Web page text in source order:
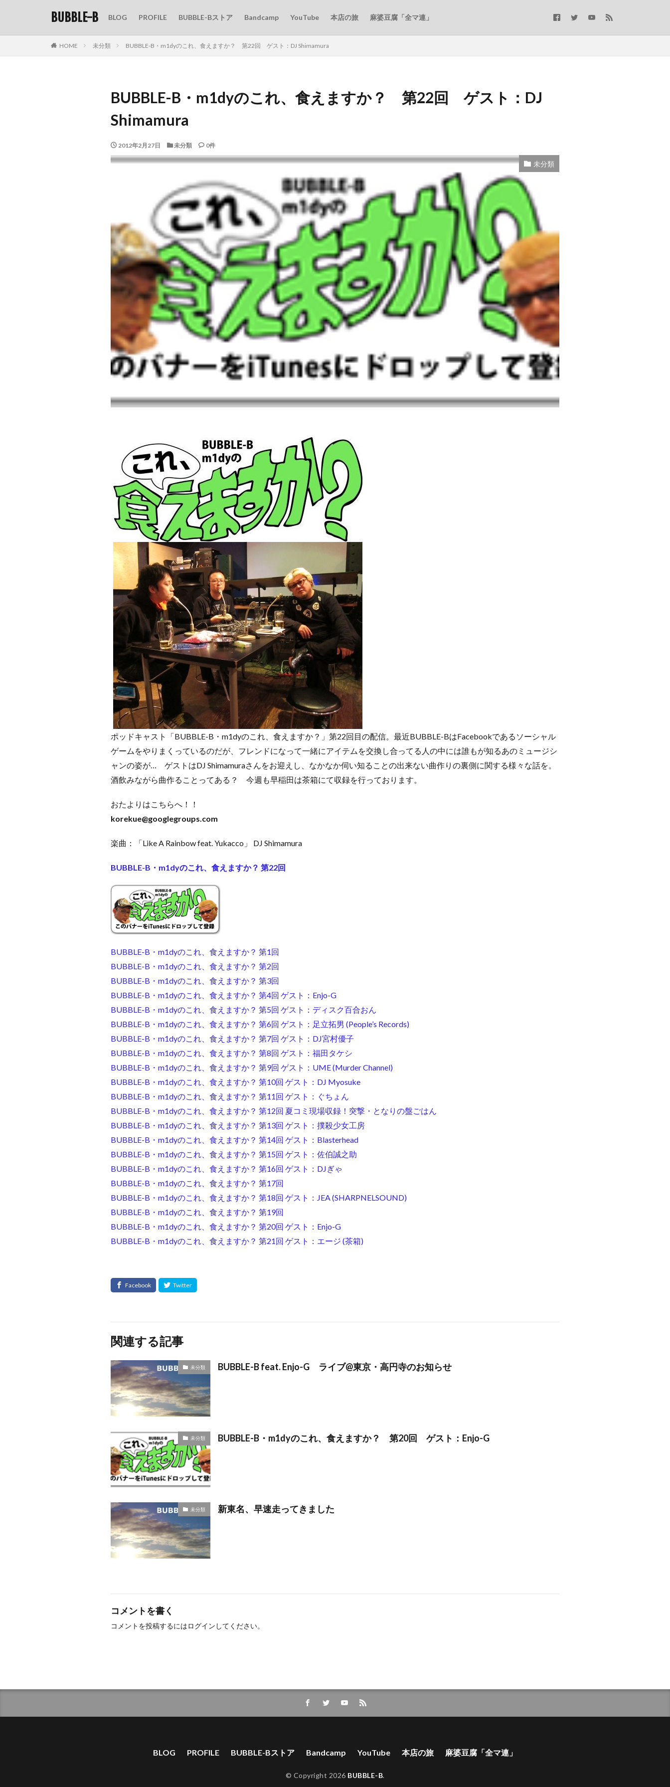
BUBBLE-B BLOG PROFILE BUBBLE-Bストア Bandcamp YouTube 本店の旅 麻婆豆腐「全マ連」
HOME 未分類 BUBBLE-B・m1dyのこれ、食えますか？ 第22回 ゲスト：DJ Shimamura
BUBBLE-B・m1dyのこれ、食えますか？ 第22回 ゲスト：DJ
Shimamura
2012年2月27日 未分類 0件
未分類
ポッドキャスト「BUBBLE-B・m1dyのこれ、食えますか？」第22回目の配信。最近BUBBLE-BはFacebookであるソーシャル
ゲームをやりまくっているのだが、フレンドになって一緒にアイテムを交換し合ってる人の中には誰もが知るあのミュージシ
ャンの姿が… ゲストはDJ Shimamuraさんをお迎えし、なかなか伺い知ることの出来ない曲作りの裏側に関する様々な話を。
酒飲みながら曲作ることってある？ 今週も早稲田は茶箱にて収録を行っております。
おたよりはこちらへ！！
korekue@googlegroups.com
楽曲：「Like A Rainbow feat. Yukacco」 DJ Shimamura
BUBBLE-B・m1dyのこれ、食えますか？ 第22回
BUBBLE-B・m1dyのこれ、食えますか？ 第1回
BUBBLE-B・m1dyのこれ、食えますか？ 第2回
BUBBLE-B・m1dyのこれ、食えますか？ 第3回
BUBBLE-B・m1dyのこれ、食えますか？ 第4回 ゲスト：Enjo-G
BUBBLE-B・m1dyのこれ、食えますか？ 第5回 ゲスト：ディスク百合おん
BUBBLE-B・m1dyのこれ、食えますか？ 第6回 ゲスト：足立拓男 (People’s Records)
BUBBLE-B・m1dyのこれ、食えますか？ 第7回 ゲスト：DJ宮村優子
BUBBLE-B・m1dyのこれ、食えますか？ 第8回 ゲスト：福田タケシ
BUBBLE-B・m1dyのこれ、食えますか？ 第9回 ゲスト：UME (Murder Channel)
BUBBLE-B・m1dyのこれ、食えますか？ 第10回 ゲスト：DJ Myosuke
BUBBLE-B・m1dyのこれ、食えますか？ 第11回 ゲスト：ぐちょん
BUBBLE-B・m1dyのこれ、食えますか？ 第12回 夏コミ現場収録！突撃・となりの盤ごはん
BUBBLE-B・m1dyのこれ、食えますか？ 第13回 ゲスト：撲殺少女工房
BUBBLE-B・m1dyのこれ、食えますか？ 第14回 ゲスト：Blasterhead
BUBBLE-B・m1dyのこれ、食えますか？ 第15回 ゲスト：佐伯誠之助
BUBBLE-B・m1dyのこれ、食えますか？ 第16回 ゲスト：DJぎゃ
BUBBLE-B・m1dyのこれ、食えますか？ 第17回
BUBBLE-B・m1dyのこれ、食えますか？ 第18回 ゲスト：JEA (SHARPNELSOUND)
BUBBLE-B・m1dyのこれ、食えますか？ 第19回
BUBBLE-B・m1dyのこれ、食えますか？ 第20回 ゲスト：Enjo-G
BUBBLE-B・m1dyのこれ、食えますか？ 第21回 ゲスト：エージ (茶箱)
関連する記事
未分類 BUBBLE-B feat. Enjo-G ライブ@東京・高円寺のお知らせ
未分類 BUBBLE-B・m1dyのこれ、食えますか？ 第20回 ゲスト：Enjo-G
未分類 新東名、早速走ってきました
コメントを書く
コメントを投稿するにはログイン してください。
BLOG PROFILE BUBBLE-Bストア Bandcamp YouTube 本店の旅 麻婆豆腐「全マ連」
© Copyright 2026 BUBBLE-B.